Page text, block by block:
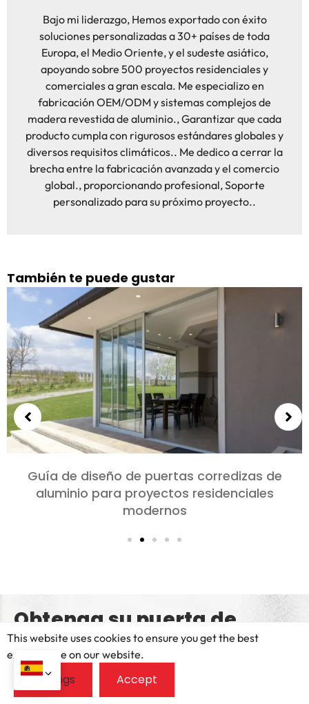
Bajo mi liderazgo, Hemos exportado con éxito
soluciones personalizadas a 30+ países de toda
Europa, el Medio Oriente, y el sudeste asiático,
apoyando sobre 500 proyectos residenciales y
comerciales a gran escala. Me especializo en
fabricación OEM/ODM y sistemas complejos de
madera revestida de aluminio., Garantizar que cada
producto cumpla con rigurosos estándares globales y
diversos requisitos climáticos.. Me dedico a cerrar la
brecha entre la fabricación avanzada y el comercio
global., proporcionando profesional, Soporte
personalizado para su próximo proyecto..
También te puede gustar
Elección de puertas de aluminio para
dormitorios y salones: Comodidad, Estilo, y
privacidad
Obtenga su puerta de
aluminio personalizada &
Cita de la ventana hoy!
Si está buscando puertas de alta calidad, Windows, o
soluciones personalizadas, Estamos aquí para ayudarlo a
This website uses cookies to ensure you get the best
exprerience on our website.